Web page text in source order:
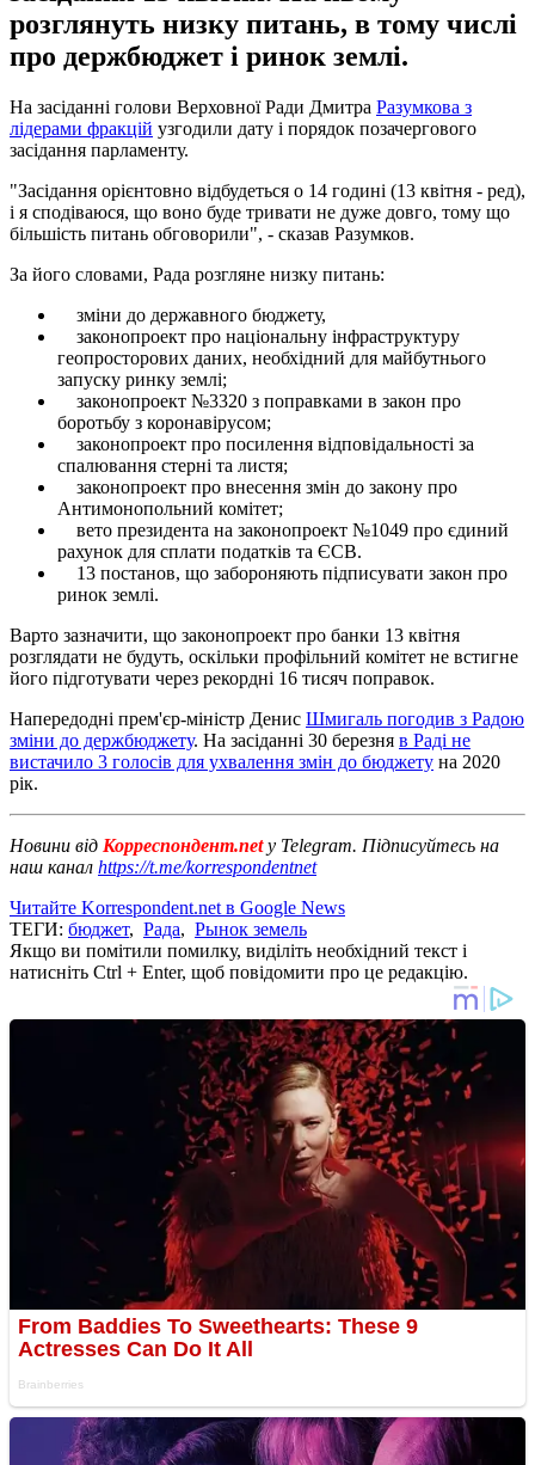
розглянуть низку питань, в тому числі
про держбюджет і ринок землі.
На засіданні голови Верховної Ради Дмитра Разумкова з
лідерами фракцій узгодили дату і порядок позачергового
засідання парламенту.
"Засідання орієнтовно відбудеться о 14 годині (13 квітня - ред),
і я сподіваюся, що воно буде тривати не дуже довго, тому що
більшість питань обговорили", - сказав Разумков.
За його словами, Рада розгляне низку питань:
зміни до державного бюджету,
законопроект про національну інфраструктуру
геопросторових даних, необхідний для майбутнього
запуску ринку землі;
законопроект №3320 з поправками в закон про
боротьбу з коронавірусом;
законопроект про посилення відповідальності за
спалювання стерні та листя;
законопроект про внесення змін до закону про
Антимонопольний комітет;
вето президента на законопроект №1049 про єдиний
рахунок для сплати податків та ЄСВ.
13 постанов, що забороняють підписувати закон про
ринок землі.
Варто зазначити, що законопроект про банки 13 квітня
розглядати не будуть, оскільки профільний комітет не встигне
його підготувати через рекордні 16 тисяч поправок.
Напередодні прем'єр-міністр Денис Шмигаль погодив з Радою
зміни до держбюджету. На засіданні 30 березня в Раді не
вистачило 3 голосів для ухвалення змін до бюджету на 2020
рік.
Новини від Корреспондент.net у Telegram. Підписуйтесь на
наш канал https://t.me/korrespondentnet
Читайте Korrespondent.net в Google News
ТЕГИ: бюджет, Рада, Рынок земель
Якщо ви помітили помилку, виділіть необхідний текст і
натисніть Ctrl + Enter, щоб повідомити про це редакцію.